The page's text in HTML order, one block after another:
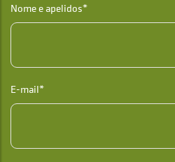
Nome e apelidos*
E-mail*